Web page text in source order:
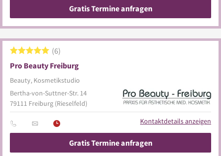
Gratis Termine anfragen
Pro Beauty Freiburg
Beauty, Kosmetikstudio
6
Bertha-von-Suttner-Str. 14
79111 Freiburg (Rieselfeld)
Kontaktdetails anzeigen
Gratis Termine anfragen